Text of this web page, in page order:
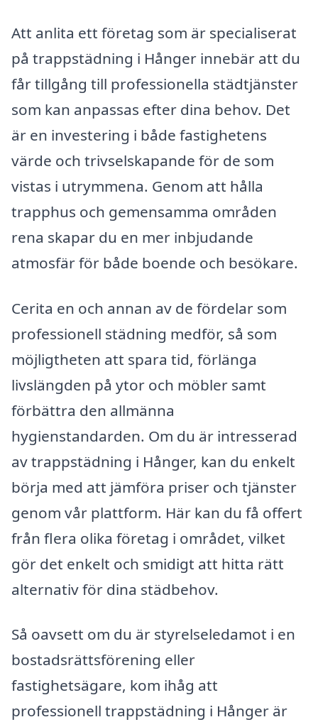
Att anlita ett företag som är specialiserat
på trappstädning i Hånger innebär att du
får tillgång till professionella städtjänster
som kan anpassas efter dina behov. Det
är en investering i både fastighetens
värde och trivselskapande för de som
vistas i utrymmena. Genom att hålla
trapphus och gemensamma områden
rena skapar du en mer inbjudande
atmosfär för både boende och besökare.
Cerita en och annan av de fördelar som
professionell städning medför, så som
möjligtheten att spara tid, förlänga
livslängden på ytor och möbler samt
förbättra den allmänna
hygienstandarden. Om du är intresserad
av trappstädning i Hånger, kan du enkelt
börja med att jämföra priser och tjänster
genom vår plattform. Här kan du få offert
från flera olika företag i området, vilket
gör det enkelt och smidigt att hitta rätt
alternativ för dina städbehov.
Så oavsett om du är styrelseledamot i en
bostadsrättsförening eller
fastighetsägare, kom ihåg att
professionell trappstädning i Hånger är